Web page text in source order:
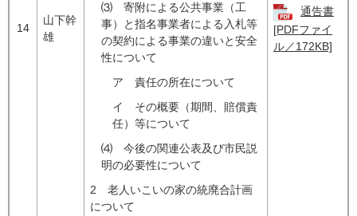
14
山下幹
雄
⑶ 寄附による公共事業（工
事）と指名事業者による入札等
の契約による事業の違いと安全
性について
ア 責任の所在について
イ その概要（期間、賠償責
任）等について
⑷ 今後の関連公表及び市民説
明の必要性について
2 老人いこいの家の統廃合計画
について
通告書
[PDFファイ
ル／172KB]